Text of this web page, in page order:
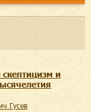
и
Гусев